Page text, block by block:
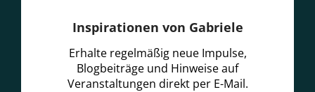
Inspirationen von Gabriele
Erhalte regelmäßig neue Impulse,
Blogbeiträge und Hinweise auf
Veranstaltungen direkt per E-Mail.